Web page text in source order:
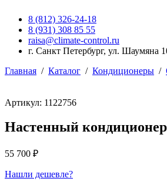
8 (812) 326-24-18
8 (931) 308 85 55
raisa@climate-control.ru
г. Санкт Петербург, ул. Шаумяна
Главная / Каталог / Кондиционеры /
Артикул: 1122756
Настенный
55 700 ₽
Нашли дешевле?